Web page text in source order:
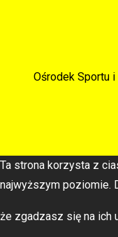
Ośrodek Sportu
Ta strona korzysta z
najwyższym poziomie.
że zgadzasz się na ich